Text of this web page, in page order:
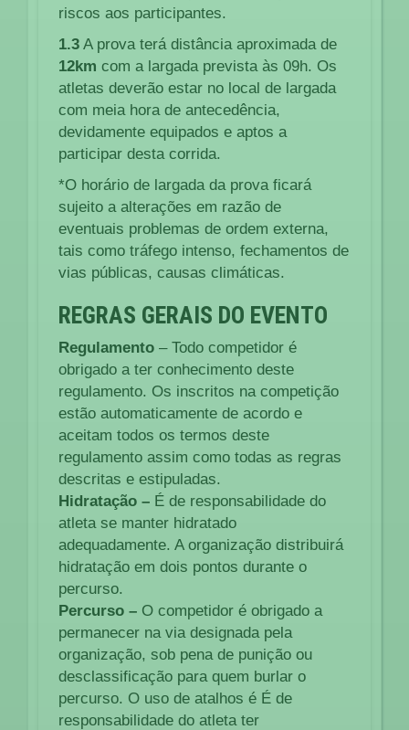
riscos aos participantes.
1.3 A prova terá distância aproximada de
12km com a largada prevista às 09h. Os
atletas deverão estar no local de largada
com meia hora de antecedência,
devidamente equipados e aptos a
participar desta corrida.
*O horário de largada da prova ficará
sujeito a alterações em razão de
eventuais problemas de ordem externa,
tais como tráfego intenso, fechamentos de
vias públicas, causas climáticas.
REGRAS GERAIS DO EVENTO
Regulamento – Todo competidor é
obrigado a ter conhecimento deste
regulamento. Os inscritos na competição
estão automaticamente de acordo e
aceitam todos os termos deste
regulamento assim como todas as regras
descritas e estipuladas.
Hidratação – É de responsabilidade do
atleta se manter hidratado
adequadamente. A organização distribuirá
hidratação em dois pontos durante o
percurso.
Percurso – O competidor é obrigado a
permanecer na via designada pela
organização, sob pena de punição ou
desclassificação para quem burlar o
percurso. O uso de atalhos é É de
responsabilidade do atleta ter